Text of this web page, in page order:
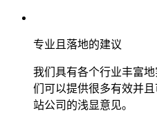
专业且落地的建议
我们具有各个行业丰富
们可以提供很多有效并
站公司的浅显意见。